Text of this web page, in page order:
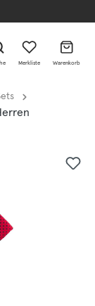
Merkliste Warenkorb